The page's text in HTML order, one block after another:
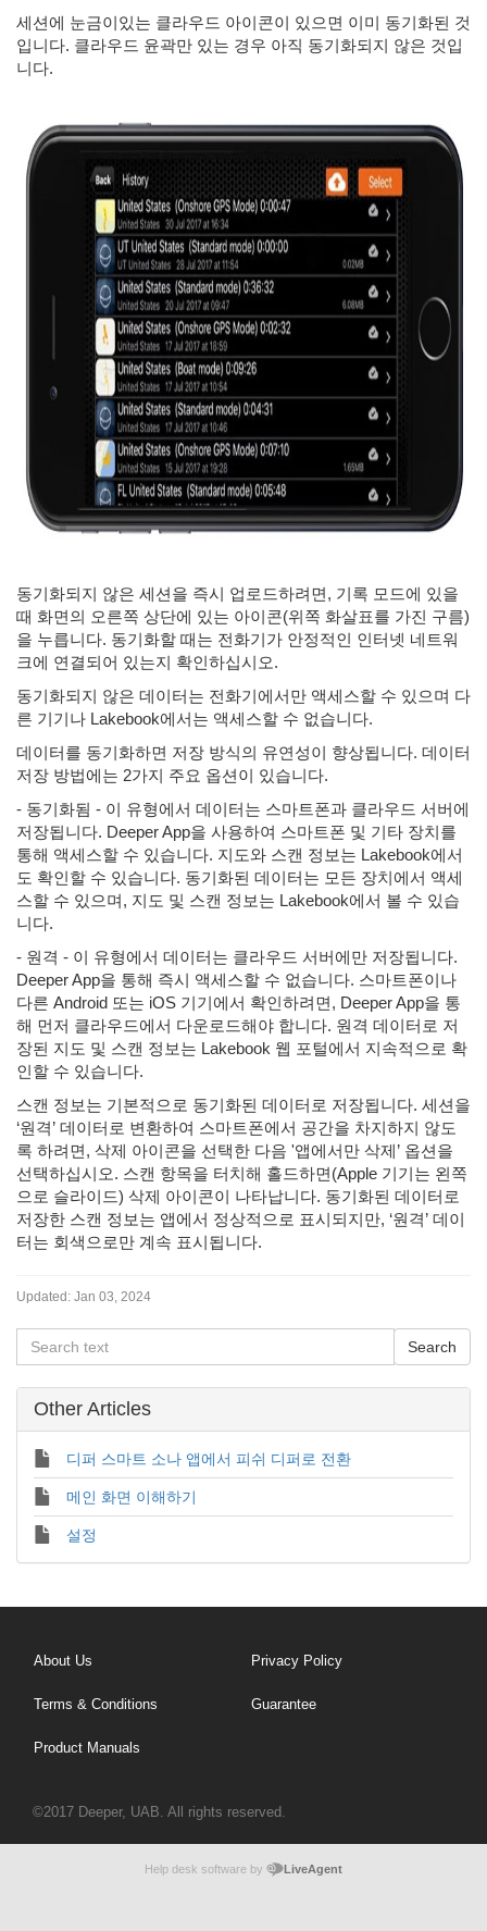
세션에 눈금이있는 클라우드 아이콘이 있으면 이미 동기화된 것
입니다. 클라우드 윤곽만 있는 경우 아직 동기화되지 않은 것입
니다.
동기화되지 않은 세션을 즉시 업로드하려면, 기록 모드에 있을
때 화면의 오른쪽 상단에 있는 아이콘(위쪽 화살표를 가진 구름)
을 누릅니다. 동기화할 때는 전화기가 안정적인 인터넷 네트워
크에 연결되어 있는지 확인하십시오.
동기화되지 않은 데이터는 전화기에서만 액세스할 수 있으며 다
른 기기나 Lakebook에서는 액세스할 수 없습니다.
데이터를 동기화하면 저장 방식의 유연성이 향상됩니다. 데이터
저장 방법에는 2가지 주요 옵션이 있습니다.
- 동기화됨 - 이 유형에서 데이터는 스마트폰과 클라우드 서버에
저장됩니다. Deeper App을 사용하여 스마트폰 및 기타 장치를
통해 액세스할 수 있습니다. 지도와 스캔 정보는 Lakebook에서
도 확인할 수 있습니다. 동기화된 데이터는 모든 장치에서 액세
스할 수 있으며, 지도 및 스캔 정보는 Lakebook에서 볼 수 있습
니다.
- 원격 - 이 유형에서 데이터는 클라우드 서버에만 저장됩니다.
Deeper App을 통해 즉시 액세스할 수 없습니다. 스마트폰이나
다른 Android 또는 iOS 기기에서 확인하려면, Deeper App을 통
해 먼저 클라우드에서 다운로드해야 합니다. 원격 데이터로 저
장된 지도 및 스캔 정보는 Lakebook 웹 포털에서 지속적으로 확
인할 수 있습니다.
스캔 정보는 기본적으로 동기화된 데이터로 저장됩니다. 세션을
‘원격’ 데이터로 변환하여 스마트폰에서 공간을 차지하지 않도
록 하려면, 삭제 아이콘을 선택한 다음 '앱에서만 삭제’ 옵션을
선택하십시오. 스캔 항목을 터치해 홀드하면(Apple 기기는 왼쪽
으로 슬라이드) 삭제 아이콘이 나타납니다. 동기화된 데이터로
저장한 스캔 정보는 앱에서 정상적으로 표시되지만, ‘원격’ 데이
터는 회색으로만 계속 표시됩니다.
Updated: Jan 03, 2024
Other Articles
디퍼 스마트 소나 앱에서 피쉬 디퍼로 전환
메인 화면 이해하기
설정
About Us Privacy Policy
Terms & Conditions Guarantee
Product Manuals
©2017 Deeper, UAB. All rights reserved.
Help desk software by LiveAgent